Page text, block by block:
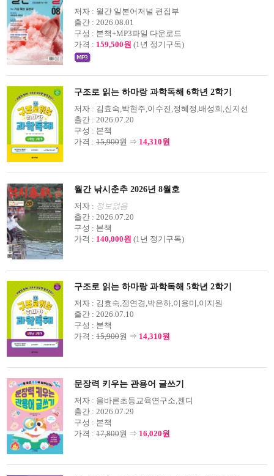
저자 : 월간 일본어저널 편집부
출간 : 2026.08.01
구성 : 본책+MP3파일 다운로드
가격 : 159,500원 (1년 정기구독)
구조로 읽는 하마랑 과학독해 6학년 2학기
저자 : 김효숙,박현주,이수진,정혜정,배성희,신지선
출간 : 2026.07.20
구성 : 본책
가격 : 15,900원 ⇒ 14,310원
월간 낚시춘추 2026년 8월호
저자 : 정보없음
출간 : 2026.07.20
구성 : 본책
가격 : 140,000원 (1년 정기구독)
구조로 읽는 하마랑 과학독해 5학년 2학기
저자 : 김효숙,정연경,박은하,이용미,이지원
출간 : 2026.07.10
구성 : 본책
가격 : 15,900원 ⇒ 14,310원
문장력 키우는 관용어 글쓰기
저자 : 올바른초등교육연구소,젠디
출간 : 2026.07.29
구성 : 본책
가격 : 17,800원 ⇒ 16,020원